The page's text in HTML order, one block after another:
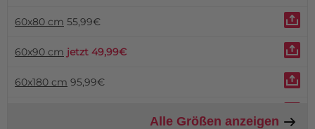
60x80 cm 55,99€
60x90 cm jetzt 49,99€
60x180 cm 95,99€
Alle Größen anzeigen